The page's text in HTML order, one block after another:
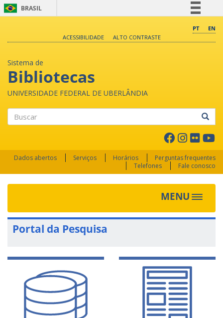
BRASIL
Comunica BR
PT
EN
ACESSIBILIDADE
ALTO CONTRASTE
Sistema de
Bibliotecas
UNIVERSIDADE FEDERAL DE UBERLÂNDIA
Dados abertos Serviços Horários
Perguntas frequentes
Telefones
Fale conosco
MENU Toggle
Portal da Pesquisa